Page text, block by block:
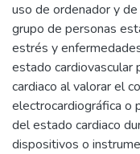
uso de ordenador y
grupo de personas
estrés y
estado cardiovascular
cardiaco al valorar el
electrocardiográfica o
del estado cardiaco
dispositivos o